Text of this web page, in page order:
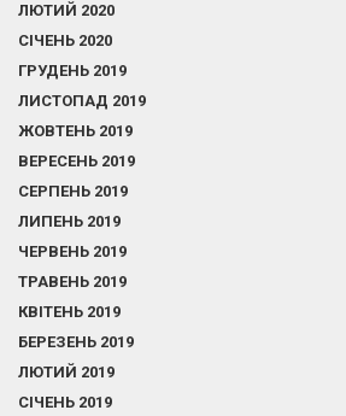
ЛЮТИЙ 2020
СІЧЕНЬ 2020
ГРУДЕНЬ 2019
ЛИСТОПАД 2019
ЖОВТЕНЬ 2019
ВЕРЕСЕНЬ 2019
СЕРПЕНЬ 2019
ЛИПЕНЬ 2019
ЧЕРВЕНЬ 2019
ТРАВЕНЬ 2019
КВІТЕНЬ 2019
БЕРЕЗЕНЬ 2019
ЛЮТИЙ 2019
СІЧЕНЬ 2019